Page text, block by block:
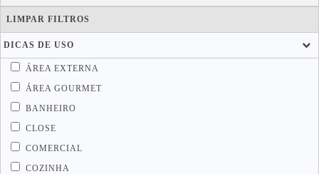
LIMPAR FILTROS
DICAS DE USO
ÁREA EXTERNA
ÁREA GOURMET
BANHEIRO
CLOSE
COMERCIAL
COZINHA